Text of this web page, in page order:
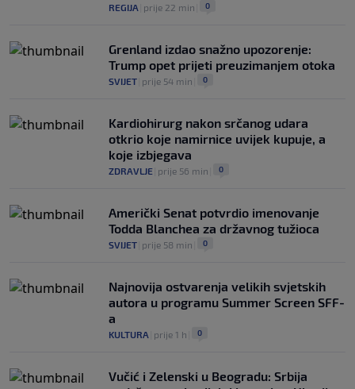
REGIJA prije 22 min 0
Grenland izdao snažno upozorenje:
Trump opet prijeti preuzimanjem otoka
SVIJET prije 54 min 0
Kardiohirurg nakon srčanog udara
otkrio koje namirnice uvijek kupuje, a
koje izbjegava
ZDRAVLJE prije 56 min 0
Američki Senat potvrdio imenovanje
Todda Blanchea za državnog tužioca
SVIJET prije 58 min 0
Najnovija ostvarenja velikih svjetskih
autora u programu Summer Screen SFF-
a
KULTURA prije 1 h 0
Vučić i Zelenski u Beogradu: Srbija